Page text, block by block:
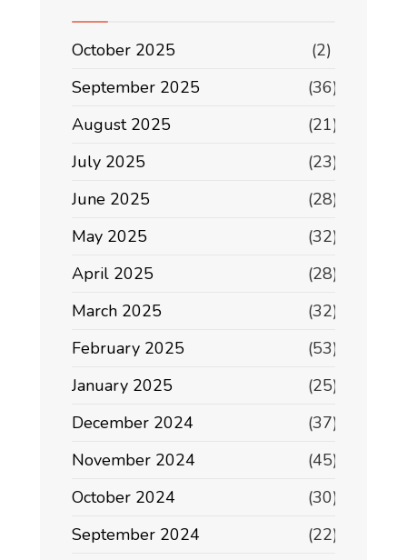
October 2025
(2)
September 2025
(36)
August 2025
(21)
July 2025
(23)
June 2025
(28)
May 2025
(32)
April 2025
(28)
March 2025
(32)
February 2025
(53)
January 2025
(25)
December 2024
(37)
November 2024
(45)
October 2024
(30)
September 2024
(22)